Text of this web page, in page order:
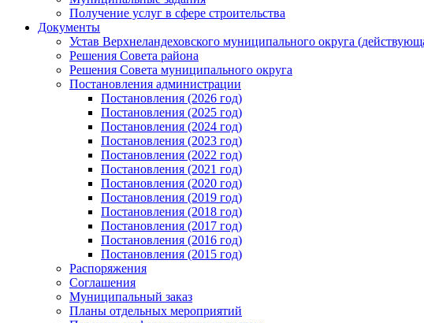
Получение услуг в сфере строительства
Документы
Устав Верхнеландеховского муниципального округа
Решения Совета района
Решения Совета муниципального округа
Постановления администрации
Постановления (2026 год)
Постановления (2025 год)
Постановления (2024 год)
Постановления (2023 год)
Постановления (2022 год)
Постановления (2021 год)
Постановления (2020 год)
Постановления (2019 год)
Постановления (2018 год)
Постановления (2017 год)
Постановления (2016 год)
Постановления (2015 год)
Распоряжения
Соглашения
Муниципальный заказ
Планы отдельных мероприятий